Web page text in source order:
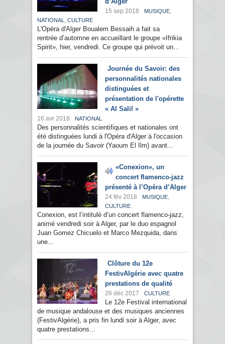
15 sep 2018 MUSIQUE,
NATIONAL , CULTURE
L'Opéra d'Alger Boualem Bessaih a fait sa
rentrée d’automne en accueillant le groupe «Ifrikia
Spirit», hier, vendredi. Ce groupe qui prévoit un...
Journée du Savoir: des
personnalités nationales
distinguées et
présentation de l'opérette
« Al Salil »
16 avr 2018 NATIONAL
Des personnalités scientifiques et nationales ont
été distinguées lundi à l'Opéra d'Alger à l'occasion
de la journée du Savoir (Yaoum El Ilm) avant...
«Conexion», un
concert flamenco-jazz
présenté à l’Opéra d’Alger
24 fév 2018 MUSIQUE,
CULTURE
Conexion, est l’intitulé d’un concert flamenco-jazz,
animé vendredi soir à Alger, par le duo espagnol
Juan Gomez Chicuelo et Marco Mezquida, dans
une...
Clôture du 12e
FestivAlgérie avec quatre
prestations de qualité
26 déc 2017 CULTURE
Le 12e Festival international
de musique andalouse et des musiques anciennes
(FestivAlgérie), a pris fin lundi soir à Alger, avec
quatre prestations...